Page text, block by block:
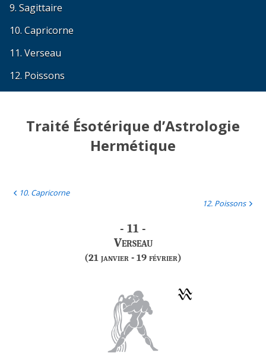
9. Sagittaire
10. Capricorne
11. Verseau
12. Poissons
Traité Ésotérique d’Astrologie
Hermétique
10. Capricorne
12. Poissons
- 11 -
Verseau
(21 janvier - 19 février)